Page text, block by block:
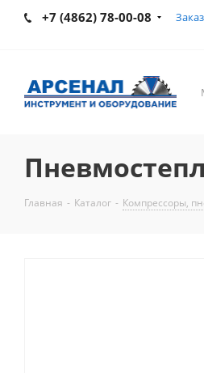
+7 (4862) 78-00-08
Главная - Каталог - Компрессоры,